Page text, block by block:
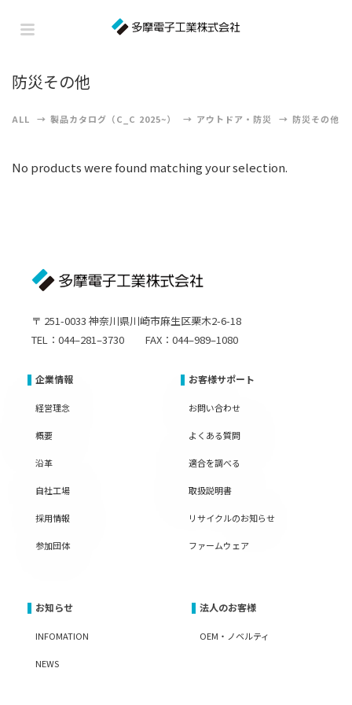
防災その他
ALL 製品カタログ（C_C 2025~） アウトドア・防災 防災その他
No products were found matching your selection.
〒 251-0033 神奈川県川崎市麻生区栗木2-6-18
TEL：044–281–3730 FAX：044–989–1080
企業情報
経営理念
概要
沿革
自社工場
採用情報
参加団体
お客様サポート
お問い合わせ
よくある質問
適合を調べる
取扱説明書
リサイクルのお知らせ
ファームウェア
お知らせ
INFOMATION
NEWS
法人のお客様
OEM・ノベルティ